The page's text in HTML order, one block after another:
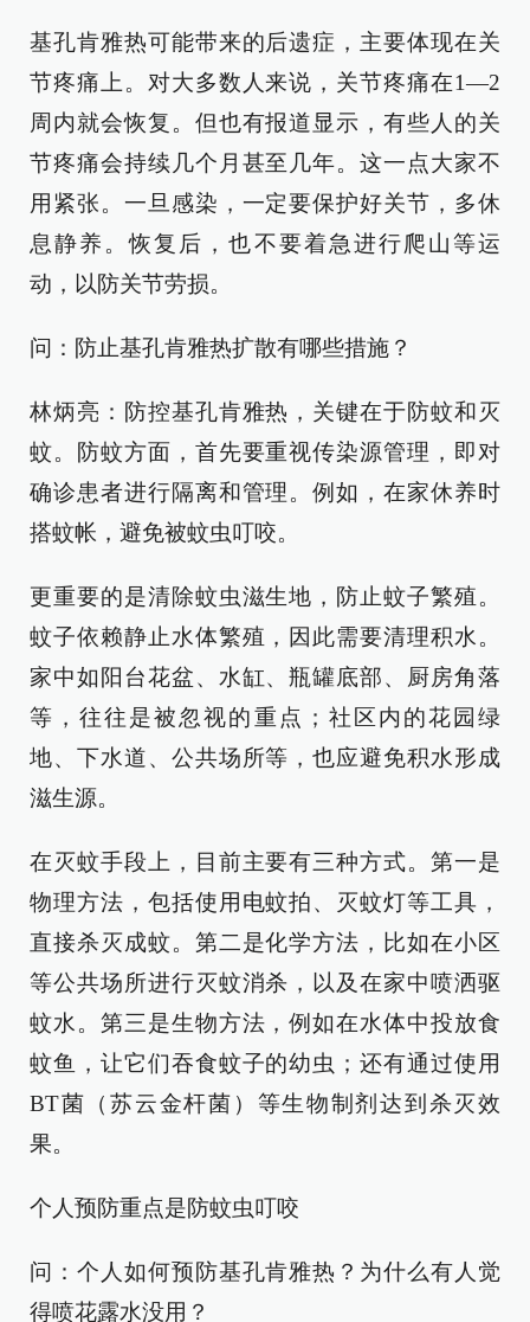
基孔肯雅热可能带来的后遗症，主要体现在关
节疼痛上。对大多数人来说，关节疼痛在1—2
周内就会恢复。但也有报道显示，有些人的关
节疼痛会持续几个月甚至几年。这一点大家不
用紧张。一旦感染，一定要保护好关节，多休
息静养。恢复后，也不要着急进行爬山等运
动，以防关节劳损。
问：防止基孔肯雅热扩散有哪些措施？
林炳亮：防控基孔肯雅热，关键在于防蚊和灭
蚊。防蚊方面，首先要重视传染源管理，即对
确诊患者进行隔离和管理。例如，在家休养时
搭蚊帐，避免被蚊虫叮咬。
更重要的是清除蚊虫滋生地，防止蚊子繁殖。
蚊子依赖静止水体繁殖，因此需要清理积水。
家中如阳台花盆、水缸、瓶罐底部、厨房角落
等，往往是被忽视的重点；社区内的花园绿
地、下水道、公共场所等，也应避免积水形成
滋生源。
在灭蚊手段上，目前主要有三种方式。第一是
物理方法，包括使用电蚊拍、灭蚊灯等工具，
直接杀灭成蚊。第二是化学方法，比如在小区
等公共场所进行灭蚊消杀，以及在家中喷洒驱
蚊水。第三是生物方法，例如在水体中投放食
蚊鱼，让它们吞食蚊子的幼虫；还有通过使用
BT菌（苏云金杆菌）等生物制剂达到杀灭效
果。
个人预防重点是防蚊虫叮咬
问：个人如何预防基孔肯雅热？为什么有人觉
得喷花露水没用？